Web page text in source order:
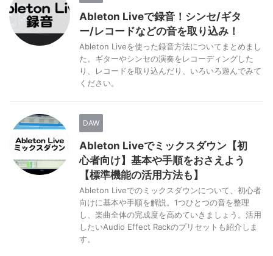
Ableton Liveで録音！シンセ/ギタ
ー/レコードなどの音を取り込み！
Ableton Liveを使った録音方法についてまとめまし
た。ギターやシンセの演奏をレコーディングした
り、レコードを取り込んだり、いろいろ遊んでみて
ください。
DAW
Ableton Liveでミックスダウン【初
心者向け】基本や手順をおさえよう
【標準機能の活用方法も】
Ableton Liveでのミックスダウンについて、初心者
向けに基本や手順を解説。1つひとつの音を整理
し、楽曲全体の完成度を高めていきましょう。活用
したいAudio Effect Rackのプリセットも紹介しま
す。